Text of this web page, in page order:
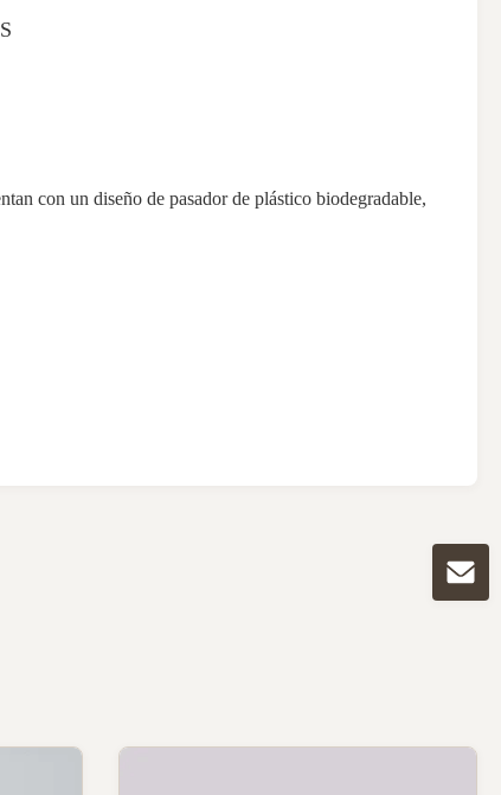
con un diseño de pasador de plástico biodegradable,